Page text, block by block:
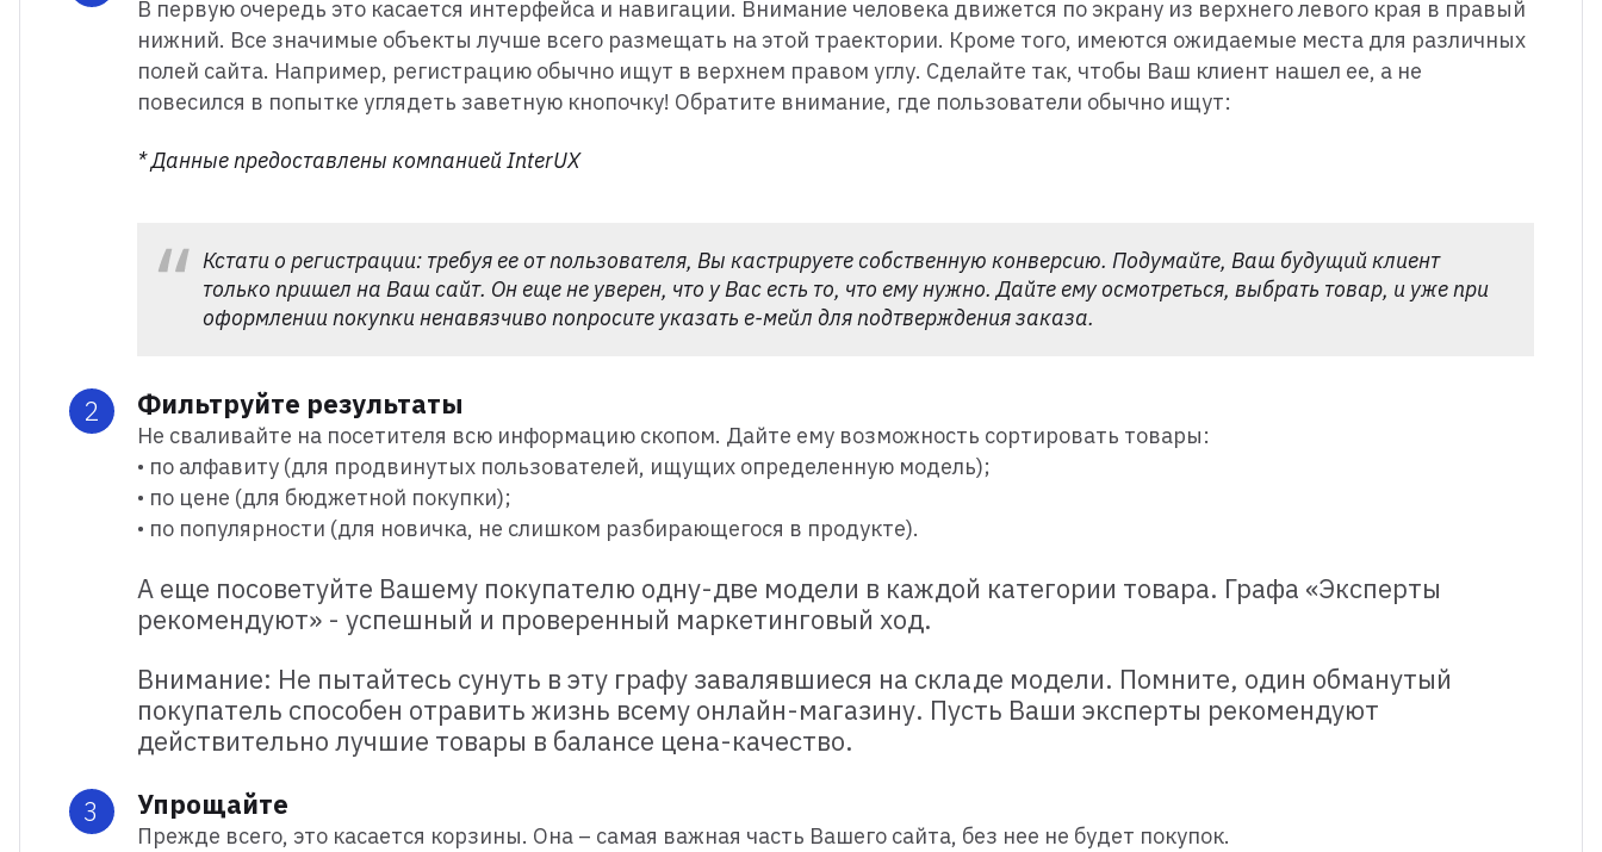
В первую очередь это касается интерфейса и навигации. Внимание человека движется по экрану из верхнего левого края в правый
нижний. Все значимые объекты лучше всего размещать на этой траектории. Кроме того, имеются ожидаемые места для различных
полей сайта. Например, регистрацию обычно ищут в верхнем правом углу. Сделайте так, чтобы Ваш клиент нашел ее, а не
повесился в попытке углядеть заветную кнопочку! Обратите внимание, где пользователи обычно ищут:
* Данные предоставлены компанией InterUX
Кстати о регистрации: требуя ее от пользователя, Вы кастрируете собственную конверсию. Подумайте, Ваш будущий клиент
только пришел на Ваш сайт. Он еще не уверен, что у Вас есть то, что ему нужно. Дайте ему осмотреться, выбрать товар, и уже при
оформлении покупки ненавязчиво попросите указать е-мейл для подтверждения заказа.
Фильтруйте результаты
Не сваливайте на посетителя всю информацию скопом. Дайте ему возможность сортировать товары:
• по алфавиту (для продвинутых пользователей, ищущих определенную модель);
• по цене (для бюджетной покупки);
• по популярности (для новичка, не слишком разбирающегося в продукте).
А еще посоветуйте Вашему покупателю одну-две модели в каждой категории товара. Графа «Эксперты
рекомендуют» - успешный и проверенный маркетинговый ход.
Внимание: Не пытайтесь сунуть в эту графу завалявшиеся на складе модели. Помните, один обманутый
покупатель способен отравить жизнь всему онлайн-магазину. Пусть Ваши эксперты рекомендуют
действительно лучшие товары в балансе цена-качество.
Упрощайте
Прежде всего, это касается корзины. Она – самая важная часть Вашего сайта, без нее не будет покупок.